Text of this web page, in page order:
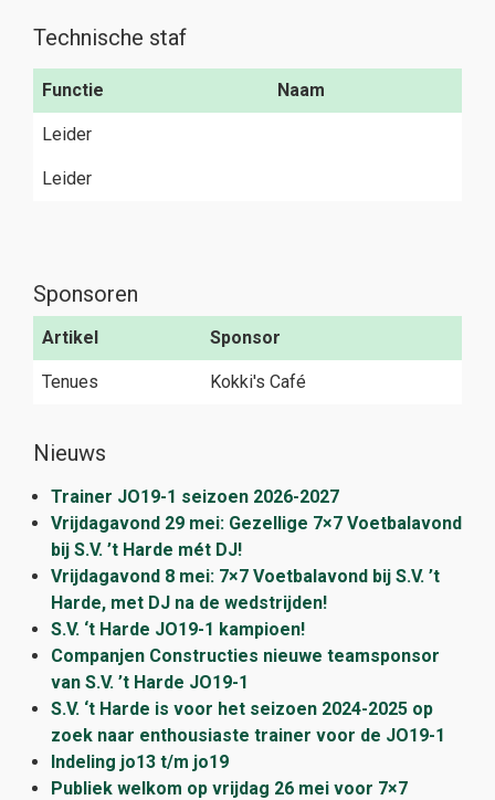
Technische staf
Functie Naam
Leider
Leider
Sponsoren
Artikel Sponsor
Tenues Kokki's Café
Nieuws
Trainer JO19-1 seizoen 2026-2027
Vrijdagavond 29 mei: Gezellige 7×7 Voetbalavond
bij S.V. ’t Harde mét DJ!
Vrijdagavond 8 mei: 7×7 Voetbalavond bij S.V. ’t
Harde, met DJ na de wedstrijden!
S.V. ‘t Harde JO19-1 kampioen!
Companjen Constructies nieuwe teamsponsor
van S.V. ’t Harde JO19-1
S.V. ‘t Harde is voor het seizoen 2024-2025 op
zoek naar enthousiaste trainer voor de JO19-1
Indeling jo13 t/m jo19
Publiek welkom op vrijdag 26 mei voor 7×7